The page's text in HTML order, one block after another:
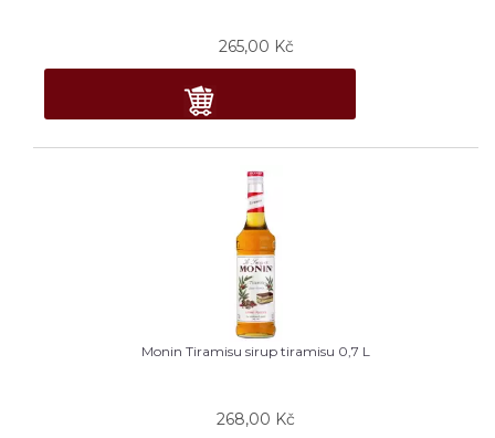
265,00 Kč
Monin Tiramisu sirup tiramisu 0,7 L
268,00 Kč